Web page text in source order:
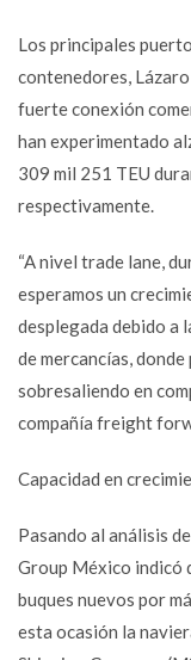
Los principales
contenedores,
fuerte conexión
han experimentado
309 mil 251 TEU
respectivamente.
“A nivel trade lane,
esperamos un
desplegada debido a
de mercancías,
sobresaliendo en
compañía freight
Capacidad en
Pasando al análisis
Group México indicó
buques nuevos por
esta ocasión la